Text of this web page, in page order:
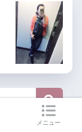
メニュー